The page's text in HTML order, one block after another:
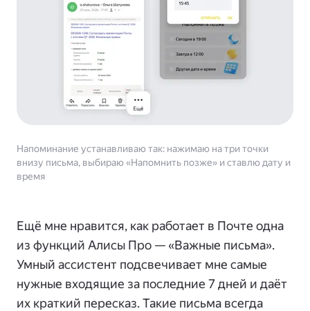
Напоминание устанавливаю так: нажимаю на три точки
внизу письма, выбираю «Напомнить позже» и ставлю дату и
время
Ещё мне нравится, как работает в Почте одна
из функций Алисы Про — «Важные письма».
Умный ассистент подсвечивает мне самые
нужные входящие за последние 7 дней и даёт
их краткий пересказ. Такие письма всегда